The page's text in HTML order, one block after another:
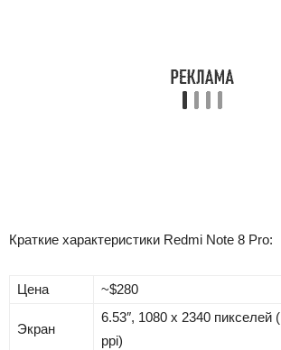
Краткие характеристики Redmi Note 8 Pro:
Цена ~$280
Экран
6.53″, 1080 x 2340 пикселей
ppi)